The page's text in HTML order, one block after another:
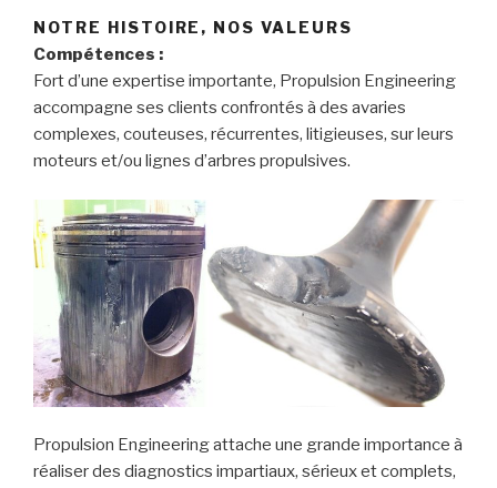
NOTRE HISTOIRE, NOS VALEURS
Compétences :
Fort d’une expertise importante, Propulsion Engineering
accompagne ses clients confrontés à des avaries
complexes, couteuses, récurrentes, litigieuses, sur leurs
moteurs et/ou lignes d’arbres propulsives.
Propulsion Engineering attache une grande importance à
réaliser des diagnostics impartiaux, sérieux et complets,